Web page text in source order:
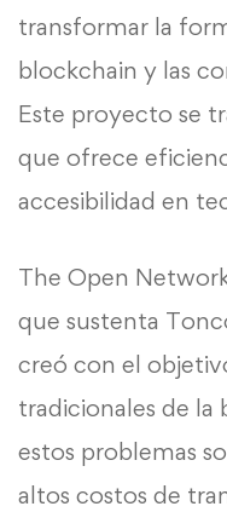
transformar la
blockchain y las
Este proyecto se
que ofrece
accesibilidad en
The Open
que sustenta
creó con el
tradicionales de la
estos problemas
altos costos de